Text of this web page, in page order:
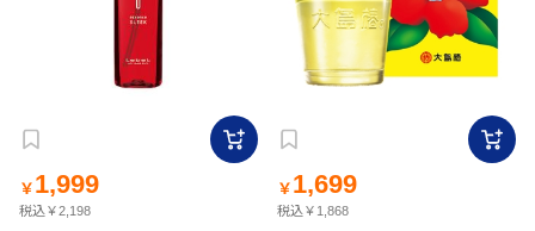
￥ 1,999
税込￥2,198
￥ 1,699
税込￥1,868